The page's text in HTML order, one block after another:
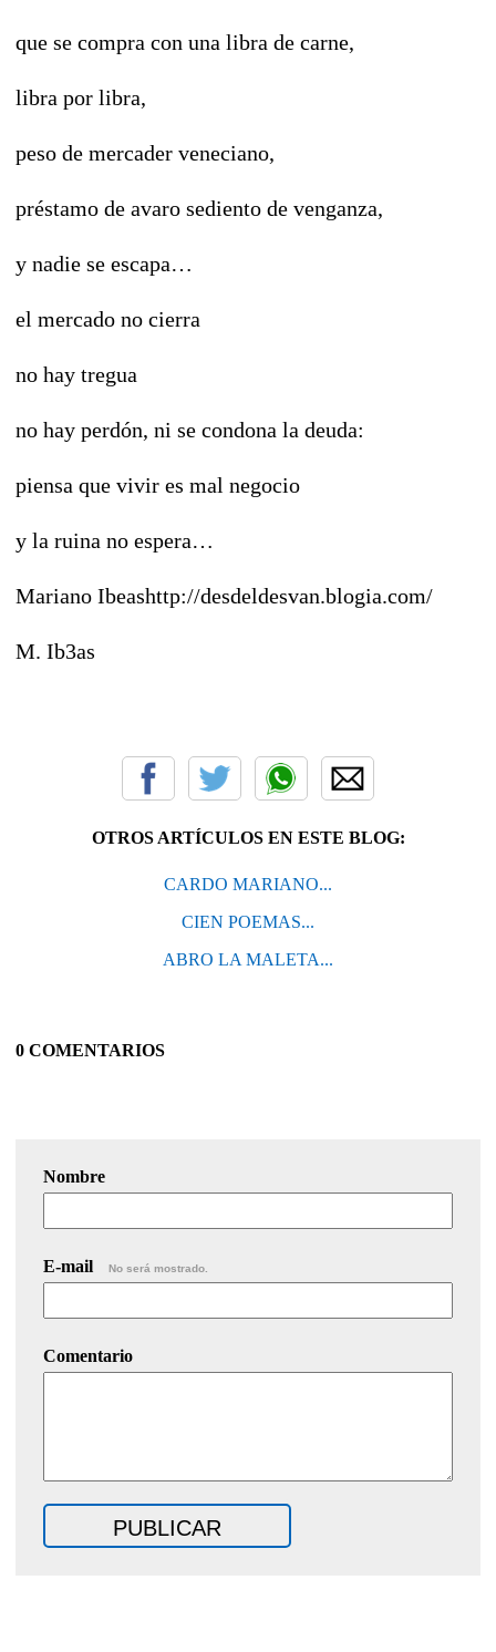
que se compra con una libra de carne,
libra por libra,
peso de mercader veneciano,
préstamo de avaro sediento de venganza,
y nadie se escapa…
el mercado no cierra
no hay tregua
no hay perdón, ni se condona la deuda:
piensa que vivir es mal negocio
y la ruina no espera…
Mariano Ibeashttp://desdeldesvan.blogia.com/
M. Ib3as
OTROS ARTÍCULOS EN ESTE BLOG:
CARDO MARIANO...
CIEN POEMAS...
ABRO LA MALETA...
0 COMENTARIOS
Nombre
E-mail No será mostrado.
Comentario